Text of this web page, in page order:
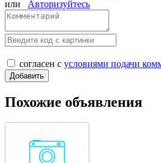
или Авторизуйтесь
согласен с условиями подачи
Похожие объявления